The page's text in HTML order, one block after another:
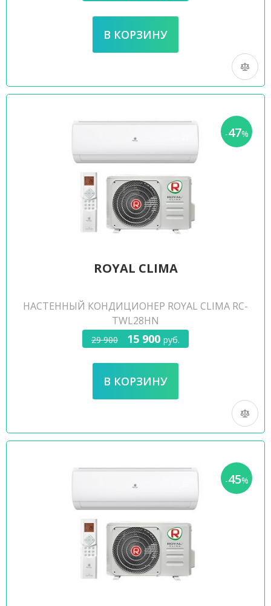
-47%
ROYAL CLIMA
НАСТЕННЫЙ КОНДИЦИОНЕР ROYAL CLIMA RC-
TWL28HN
29 900 15 900 руб.
-45%